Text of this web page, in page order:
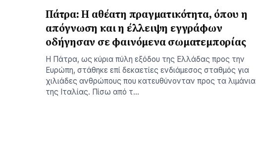
Πάτρα: Η αθέατη πραγματικότητα, όπου η
απόγνωση και η έλλειψη εγγράφων
οδήγησαν σε φαινόμενα σωματεμπορίας
Η Πάτρα, ως κύρια πύλη εξόδου της Ελλάδας προς την
Ευρώπη, στάθηκε επί δεκαετίες ενδιάμεσος σταθμός για
χιλιάδες ανθρώπους που κατευθύνονταν προς τα λιμάνια
της Ιταλίας. Πίσω από τ…